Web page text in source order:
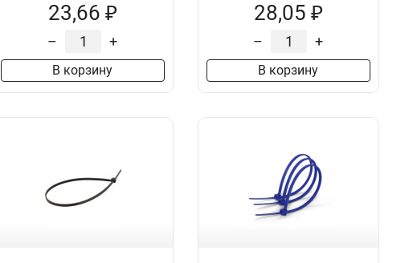
23,66 ₽
– +
В корзину
28,05 ₽
– +
В корзину